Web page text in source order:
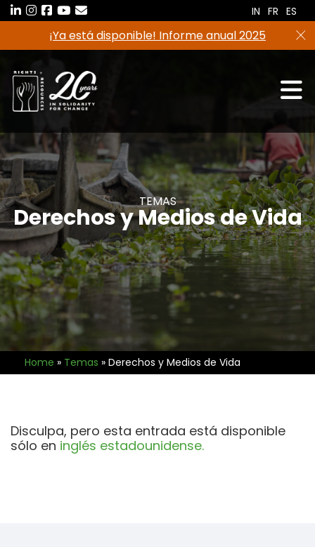
Saltar
al
contenido¡Ya está disponible! Informe anual 2025
IN FR ES
TEMAS
Derechos y Medios de Vida
Home » Temas » Derechos y Medios de Vida
Disculpa, pero esta entrada está disponible
sólo en inglés estadounidense.